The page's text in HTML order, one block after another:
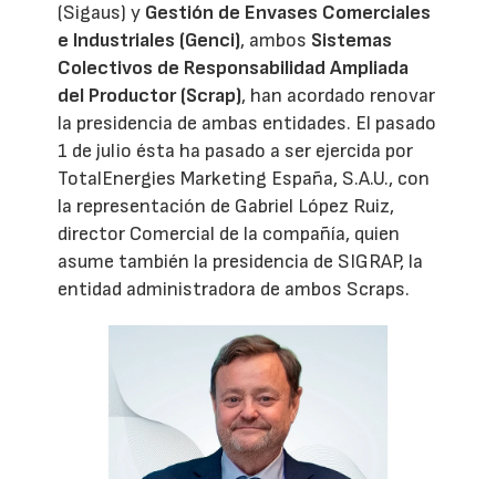
(Sigaus) y Gestión de Envases Comerciales
e Industriales (Genci), ambos Sistemas
Colectivos de Responsabilidad Ampliada
del Productor (Scrap), han acordado renovar
la presidencia de ambas entidades. El pasado
1 de julio ésta ha pasado a ser ejercida por
TotalEnergies Marketing España, S.A.U., con
la representación de Gabriel López Ruiz,
director Comercial de la compañía, quien
asume también la presidencia de SIGRAP, la
entidad administradora de ambos Scraps.